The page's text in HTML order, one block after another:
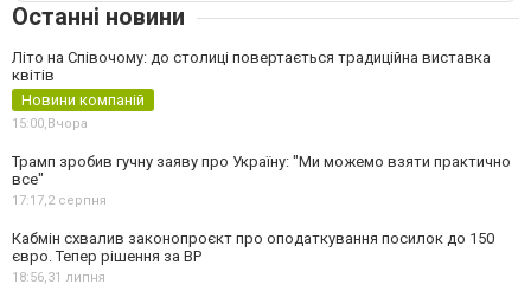
Останні новини
Літо на Співочому: до столиці повертається традиційна виставка
квітів
Новини компаній
15:00,Вчора
Трамп зробив гучну заяву про Україну: "Ми можемо взяти практично
все"
17:17,2 серпня
Кабмін схвалив законопроєкт про оподаткування посилок до 150
євро. Тепер рішення за ВР
18:56,31 липня